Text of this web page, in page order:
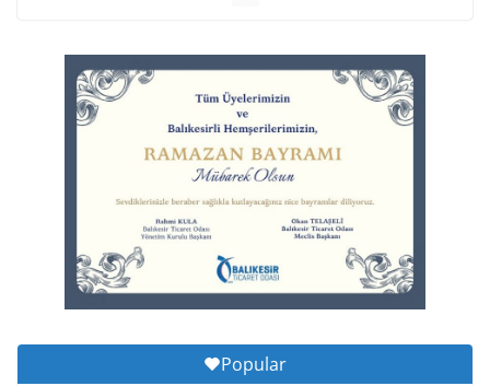
Balıkesirspor Sevdası İçin
Memleket Tek Yürek
6 Ağustos 2026 Perşembe, 11:51
Büyükşehir’den Kepsut’a Yatırım
6 Ağustos 2026 Perşembe, 16:43
Popular